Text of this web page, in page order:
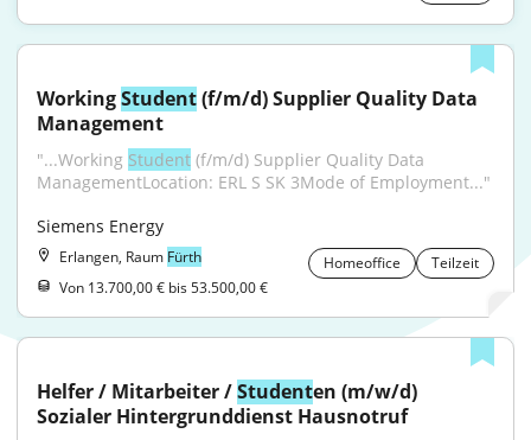
Working Student (f/m/d) Supplier Quality Data
Management
"...Working Student (f/m/d) Supplier Quality Data
ManagementLocation: ERL S SK 3Mode of Employment..."
Siemens Energy
Erlangen, Raum Fürth Homeoffice
Teilzeit
Von 13.700,00 € bis 53.500,00 €
Helfer / Mitarbeiter / Studenten (m/w/d)
Sozialer Hintergrunddienst Hausnotruf